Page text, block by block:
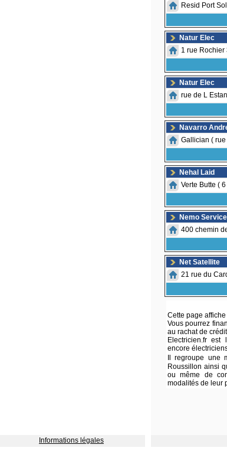
Resid Port
Natur Elec
1 rue Rochier
Natur Elec
rue de L
Navarro
Gallician (
Nehal Laid
Verte Butte (
Nemo
400 chemin
Net Satellite
21 rue du
Cette page
Vous pourrez
au rachat de
Electricien.fr est
encore
Il regroupe une
Roussillon ainsi
ou même de
modalités de leur
Informations légales